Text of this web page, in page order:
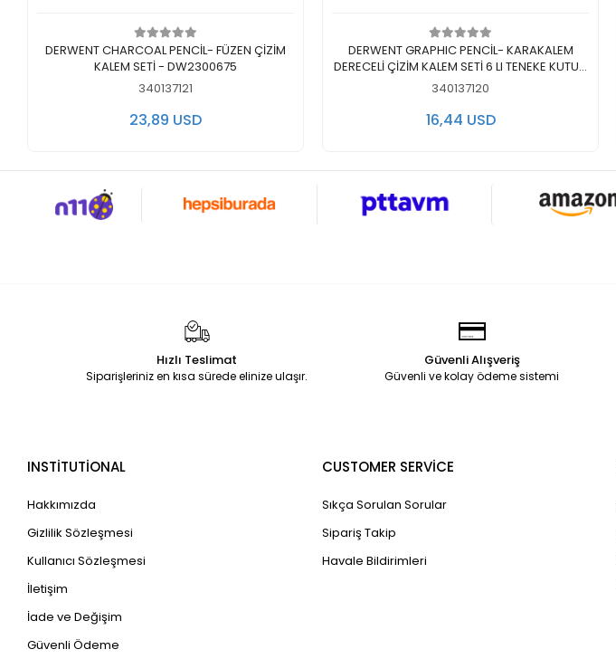
Add to cart
DERWENT CHARCOAL PENCİL- FÜZEN ÇİZİM
KALEM SETİ - DW2300675
340137121
23,89 USD
Add to cart
DERWENT GRAPHIC PENCİL- KARAKALEM
DERECELİ ÇİZİM KALEM SETİ 6 LI TENEKE KUTU -
DW0700835
340137120
16,44 USD
Hızlı Teslimat
Siparişleriniz en kısa sürede elinize ulaşır.
Güvenli Alışveriş
Güvenli ve kolay ödeme sistemi
INSTİTUTİONAL
Hakkımızda
Gizlilik Sözleşmesi
Kullanıcı Sözleşmesi
İletişim
İade ve Değişim
Güvenli Ödeme
CUSTOMER SERVİCE
Sıkça Sorulan Sorular
Sipariş Takip
Havale Bildirimleri